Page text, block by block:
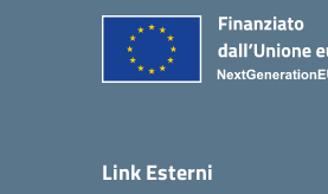
Link Esterni